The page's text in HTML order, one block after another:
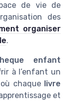
de vie de
des
organiser
.
enfant
à l’enfant un
chaque livre
et